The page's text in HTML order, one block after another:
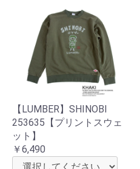
【LUMBER】SHINOBI
253635【プリントスウェ
ット】
￥6,490